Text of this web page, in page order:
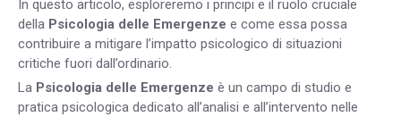
In questo articolo, esploreremo i principi e il ruolo cruciale
della Psicologia delle Emergenze e come essa possa
contribuire a mitigare l’impatto psicologico di situazioni
critiche fuori dall’ordinario.
La Psicologia delle Emergenze è un campo di studio e
pratica psicologica dedicato all’analisi e all’intervento nelle